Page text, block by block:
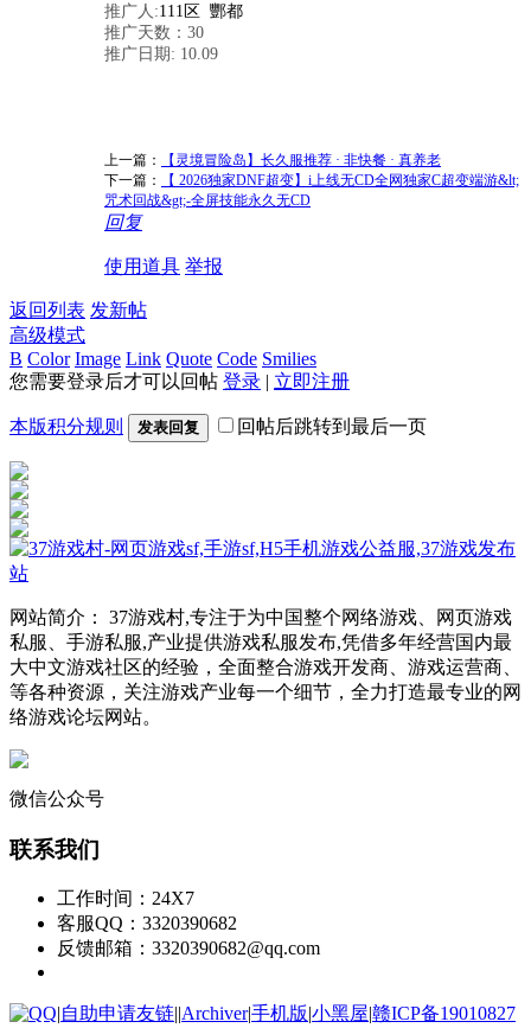
推广人:111区 酆都
推广天数：30
推广日期: 10.09
上一篇：
【灵境冒险岛】长久服推荐 · 非快餐 · 真养老
下一篇：
【 2026独家DNF超变】i上线无CD全网独家C超变端游&lt;
咒术回战&gt;-全屏技能永久无CD
回复
使用道具 举报
返回列表 发新帖
高级模式
B Color Image Link Quote Code Smilies
您需要登录后才可以回帖 登录 | 立即注册
本版积分规则 发表回复 回帖后跳转到最后一页
网站简介： 37游戏村,专注于为中国整个网络游戏、网页游戏
私服、手游私服,产业提供游戏私服发布,凭借多年经营国内最
大中文游戏社区的经验，全面整合游戏开发商、游戏运营商、
等各种资源，关注游戏产业每一个细节，全力打造最专业的网
络游戏论坛网站。
微信公众号
联系我们
工作时间：24X7
客服QQ：3320390682
反馈邮箱：3320390682@qq.com
|自助申请友链||Archiver|手机版|小黑屋|赣ICP备19010827